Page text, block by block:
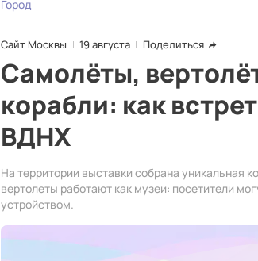
Город
Сайт Москвы 19 августа Поделиться
Самолёты,
корабли: как
ВДНХ
На территории выставки собрана уникальная
вертолеты работают как музеи: посетители
устройством.